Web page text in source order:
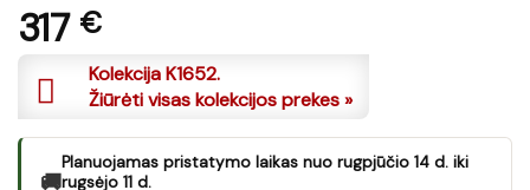
317 €
Kolekcija K1652.
Žiūrėti visas kolekcijos prekes »
🚚
Planuojamas pristatymo laikas nuo rugpjūčio 14 d. iki
rugsėjo 11 d.